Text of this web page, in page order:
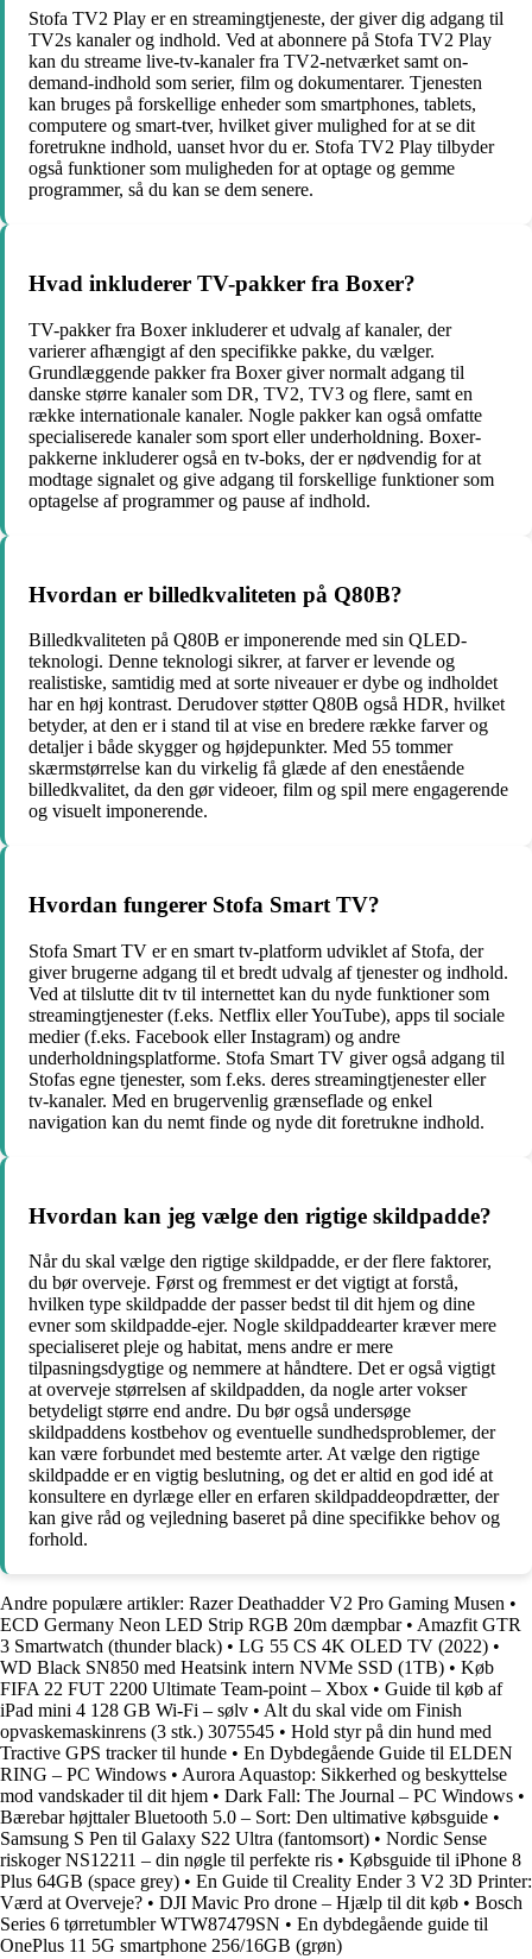
Stofa TV2 Play er en streamingtjeneste, der giver dig adgang til
TV2s kanaler og indhold. Ved at abonnere på Stofa TV2 Play
kan du streame live-tv-kanaler fra TV2-netværket samt on-
demand-indhold som serier, film og dokumentarer. Tjenesten
kan bruges på forskellige enheder som smartphones, tablets,
computere og smart-tver, hvilket giver mulighed for at se dit
foretrukne indhold, uanset hvor du er. Stofa TV2 Play tilbyder
også funktioner som muligheden for at optage og gemme
programmer, så du kan se dem senere.
Hvad inkluderer TV-pakker fra Boxer?
TV-pakker fra Boxer inkluderer et udvalg af kanaler, der
varierer afhængigt af den specifikke pakke, du vælger.
Grundlæggende pakker fra Boxer giver normalt adgang til
danske større kanaler som DR, TV2, TV3 og flere, samt en
række internationale kanaler. Nogle pakker kan også omfatte
specialiserede kanaler som sport eller underholdning. Boxer-
pakkerne inkluderer også en tv-boks, der er nødvendig for at
modtage signalet og give adgang til forskellige funktioner som
optagelse af programmer og pause af indhold.
Hvordan er billedkvaliteten på Q80B?
Billedkvaliteten på Q80B er imponerende med sin QLED-
teknologi. Denne teknologi sikrer, at farver er levende og
realistiske, samtidig med at sorte niveauer er dybe og indholdet
har en høj kontrast. Derudover støtter Q80B også HDR, hvilket
betyder, at den er i stand til at vise en bredere række farver og
detaljer i både skygger og højdepunkter. Med 55 tommer
skærmstørrelse kan du virkelig få glæde af den enestående
billedkvalitet, da den gør videoer, film og spil mere engagerende
og visuelt imponerende.
Hvordan fungerer Stofa Smart TV?
Stofa Smart TV er en smart tv-platform udviklet af Stofa, der
giver brugerne adgang til et bredt udvalg af tjenester og indhold.
Ved at tilslutte dit tv til internettet kan du nyde funktioner som
streamingtjenester (f.eks. Netflix eller YouTube), apps til sociale
medier (f.eks. Facebook eller Instagram) og andre
underholdningsplatforme. Stofa Smart TV giver også adgang til
Stofas egne tjenester, som f.eks. deres streamingtjenester eller
tv-kanaler. Med en brugervenlig grænseflade og enkel
navigation kan du nemt finde og nyde dit foretrukne indhold.
Hvordan kan jeg vælge den rigtige skildpadde?
Når du skal vælge den rigtige skildpadde, er der flere faktorer,
du bør overveje. Først og fremmest er det vigtigt at forstå,
hvilken type skildpadde der passer bedst til dit hjem og dine
evner som skildpadde-ejer. Nogle skildpaddearter kræver mere
specialiseret pleje og habitat, mens andre er mere
tilpasningsdygtige og nemmere at håndtere. Det er også vigtigt
at overveje størrelsen af ​​skildpadden, da nogle arter vokser
betydeligt større end andre. Du bør også undersøge
skildpaddens kostbehov og eventuelle sundhedsproblemer, der
kan være forbundet med bestemte arter. At vælge den rigtige
skildpadde er en vigtig beslutning, og det er altid en god idé at
konsultere en dyrlæge eller en erfaren skildpaddeopdrætter, der
kan give råd og vejledning baseret på dine specifikke behov og
forhold.
Andre populære artikler: Razer Deathadder V2 Pro Gaming Musen •
ECD Germany Neon LED Strip RGB 20m dæmpbar• Amazfit GTR
3 Smartwatch (thunder black) • LG 55 CS 4K OLED TV (2022) •
WD Black SN850 med Heatsink intern NVMe SSD (1TB) • Køb
FIFA 22 FUT 2200 Ultimate Team-point – Xbox • Guide til køb af
iPad mini 4 128 GB Wi-Fi – sølv • Alt du skal vide om Finish
opvaskemaskinrens (3 stk.) 3075545 • Hold styr på din hund med
Tractive GPS tracker til hunde • En Dybdegående Guide til ELDEN
RING – PC Windows • Aurora Aquastop: Sikkerhed og beskyttelse
mod vandskader til dit hjem • Dark Fall: The Journal – PC Windows •
Bærebar højttaler Bluetooth 5.0 – Sort: Den ultimative købsguide •
Samsung S Pen til Galaxy S22 Ultra (fantomsort) • Nordic Sense
riskoger NS12211 – din nøgle til perfekte ris • Købsguide til iPhone 8
Plus 64GB (space grey) • En Guide til Creality Ender 3 V2 3D Printer:
Værd at Overveje? • DJI Mavic Pro drone – Hjælp til dit køb • Bosch
Series 6 tørretumbler WTW87479SN • En dybdegående guide til
OnePlus 11 5G smartphone 256/16GB (grøn)